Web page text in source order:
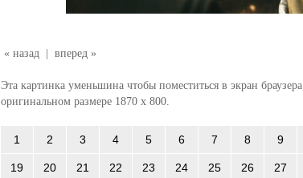
« назад вперед »
Эта картинка уменьшина чтобы поместиться в экран
оригинальном размере 1870 x 800.
1 2 3 4 5 6 7 8 9
19 20 21 22 23 24 25 26 27